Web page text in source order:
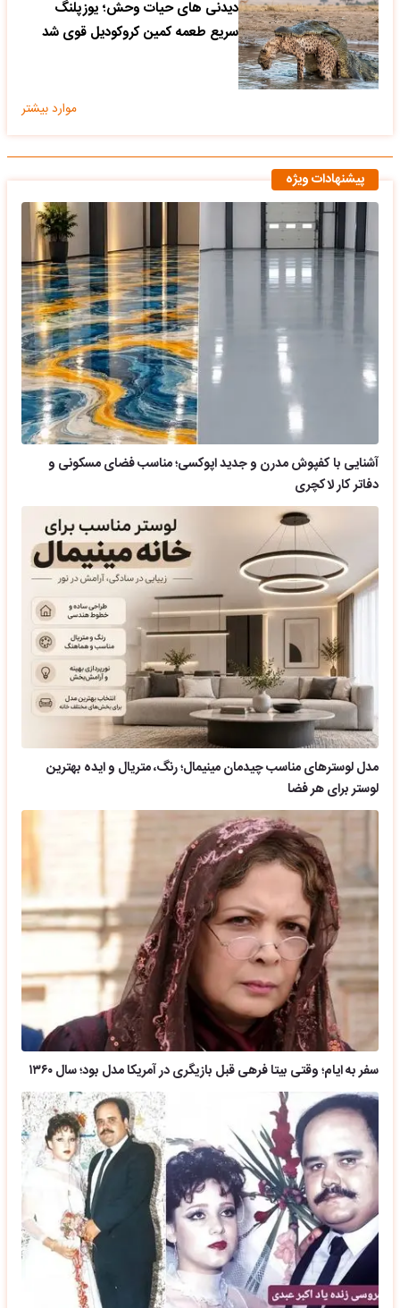
دیدنی های حیات وحش؛ یوزپلنگ
سریع طعمه کمین کروکودیل قوی شد
موارد بیشتر
پیشنهادات ویژه
آشنایی با کفپوش مدرن و جدید اپوکسی؛ مناسب فضای مسکونی و
دفاتر کار لاکچری
مدل لوسترهای مناسب چیدمان مینیمال؛ رنگ، متریال و ایده بهترین
لوستر برای هر فضا
سفر به ایام؛ وقتی بیتا فرهی قبل بازیگری در آمریکا مدل بود؛ سال ۱۳۶۰